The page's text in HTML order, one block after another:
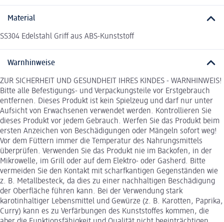
Material
SS304 Edelstahl Griff aus ABS-Kunststoff
Warnhinweise
ZUR SICHERHEIT UND GESUNDHEIT IHRES KINDES - WARNHINWEIS!
Bitte alle Befestigungs- und Verpackungsteile vor Erstgebrauch
entfernen. Dieses Produkt ist kein Spielzeug und darf nur unter
Aufsicht von Erwachsenen verwendet werden. Kontrollieren Sie
dieses Produkt vor jedem Gebrauch. Werfen Sie das Produkt beim
ersten Anzeichen von Beschädigungen oder Mängeln sofort weg!
Vor dem Füttern immer die Temperatur des Nahrungsmittels
überprüfen. Verwenden Sie das Produkt nie im Backofen, in der
Mikrowelle, im Grill oder auf dem Elektro- oder Gasherd. Bitte
vermeiden Sie den Kontakt mit scharfkantigen Gegenständen wie
z. B. Metallbesteck, da dies zu einer nachhaltigen Beschädigung
der Oberfläche führen kann. Bei der Verwendung stark
karotinhaltiger Lebensmittel und Gewürze (z. B. Karotten, Paprika,
Curry) kann es zu Verfärbungen des Kunststoffes kommen, die